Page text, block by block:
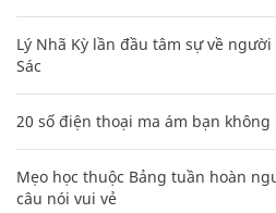
Lý Nhã Kỳ lần đầu tâm sự về
Sác
20 số điện thoại ma ám bạn
Mẹo học thuộc Bảng tuần hoàn
câu nói vui vẻ